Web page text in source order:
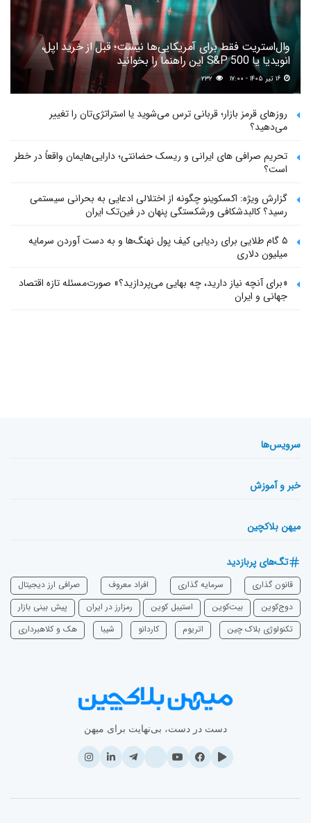
وال‌استریت فقط برای آمریکایی‌ها نیست؛ قبل از خرید اپل،
انویدیا یا S&P 500 این راهنما را بخوانید
۲۳۲
روزهای قرمز بازار؛ قربانی ترس می‌شوید یا استراتژی‌تان را تغییر
می‌دهید؟
تحریم صرافی های ایرانی و ریسک حضانتی؛ دارایی‌هایمان واقعاً در خطر
است؟
گزارش ویژه: اکسکوینو چگونه از اختلالی ادعایی به بحرانی سیستمی
رسید؟ کالبدشکافی ورشکستگی پنهان در فین‌تک ایران
۵ گام طلایی برای ردیابی کیف پول‌ نهنگ‌ها و به دست آوردن سرمایه
میلیون دلاری
«برای آنچه نیاز دارید، چه بهایی می‌پردازید؟» صورت‌مسئله تازه اقتصاد
جهانی و ایران
سرویس‌ها
خبر و آموزش
میهن بلاکچین
تگ‌های پربازدید
قانون گذاری سرمایه‌ گذاری افراد معروف
صرافی ارز دیجیتال
دوج‌کوین
بیت‌کوین استیبل کوین رمزارز در ایران
پیش بینی بازار
تکنولوژی بلاک چین
اتریوم ‌کاردانو شیبا هک و کلاهبرداری
دست در دست، بی‌نهایت برای میهن